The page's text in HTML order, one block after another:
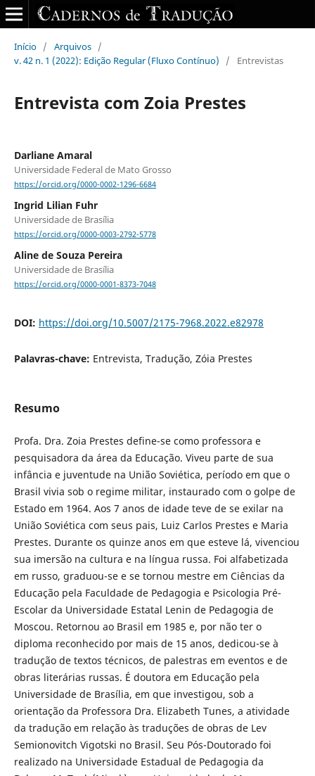
Início / Arquivos /
v. 42 n. 1 (2022): Edição Regular (Fluxo Contínuo)
/ Entrevistas
Entrevista com Zoia Prestes
Darliane Amaral
Universidade Federal de Mato Grosso
https://orcid.org/0000-0002-1296-6684
Ingrid Lilian Fuhr
Universidade de Brasília
https://orcid.org/0000-0003-2792-5778
Aline de Souza Pereira
Universidade de Brasília
https://orcid.org/0000-0001-8373-7048
DOI: https://doi.org/10.5007/2175-7968.2022.e82978
Palavras-chave: Entrevista, Tradução, Zóia Prestes
Resumo
Profa. Dra. Zoia Prestes define-se como professora e
pesquisadora da área da Educação. Viveu parte de sua
infância e juventude na União Soviética, período em que o
Brasil vivia sob o regime militar, instaurado com o golpe de
Estado em 1964. Aos 7 anos de idade teve de se exilar na
União Soviética com seus pais, Luiz Carlos Prestes e Maria
Prestes. Durante os quinze anos em que esteve lá, vivenciou
sua imersão na cultura e na língua russa. Foi alfabetizada
em russo, graduou-se e se tornou mestre em Ciências da
Educação pela Faculdade de Pedagogia e Psicologia Pré-
Escolar da Universidade Estatal Lenin de Pedagogia de
Moscou. Retornou ao Brasil em 1985 e, por não ter o
diploma reconhecido por mais de 15 anos, dedicou-se à
tradução de textos técnicos, de palestras em eventos e de
obras literárias russas. É doutora em Educação pela
Universidade de Brasília, em que investigou, sob a
orientação da Professora Dra. Elizabeth Tunes, a atividade
da tradução em relação às traduções de obras de Lev
Semionovitch Vigotski no Brasil. Seu Pós-Doutorado foi
realizado na Universidade Estadual de Pedagogia da